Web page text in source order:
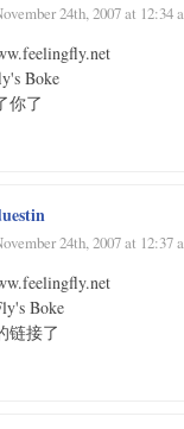
24th, 2007 at 12:34
Boke
你了
24th, 2007 at 12:37
Boke
链接了